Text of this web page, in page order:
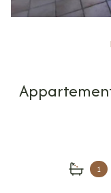
Appartement 2 pièce(s) 1
1